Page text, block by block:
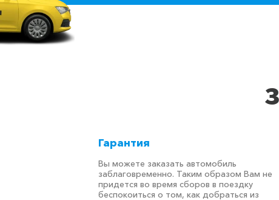
Гарантия
Вы можете заказать автомобиль
заблаговременно. Таким образом Вам не
придется во время сборов в поездку
беспокоиться о том, как добраться из